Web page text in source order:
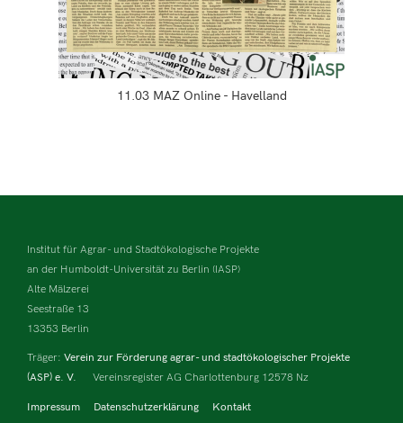
11.03 MAZ Online - Havelland
Institut für Agrar- und Stadtökologische Projekte
an der Humboldt-Universität zu Berlin (IASP)
Alte Mälzerei
Seestraße 13
13353 Berlin
Träger: Verein zur Förderung agrar- und stadtökologischer Projekte
(ASP) e. V.
Vereinsregister AG Charlottenburg 12578 Nz
Impressum Datenschutzerklärung Kontakt